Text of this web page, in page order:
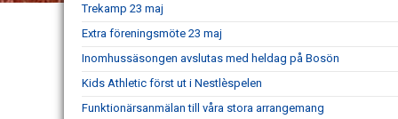
Trekamp 23 maj
Extra föreningsmöte 23 maj
Inomhussäsongen avslutas med heldag på Bosön
Kids Athletic först ut i Nestlèspelen
Funktionärsanmälan till våra stora arrangemang